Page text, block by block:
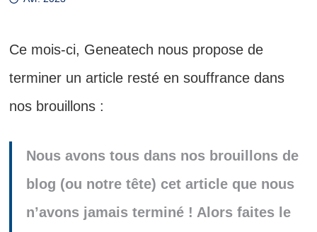
Ce mois-ci, Geneatech nous propose de
terminer un article resté en souffrance dans
nos brouillons :
Nous avons tous dans nos brouillons de
blog (ou notre tête) cet article que nous
n’avons jamais terminé ! Alors faites le